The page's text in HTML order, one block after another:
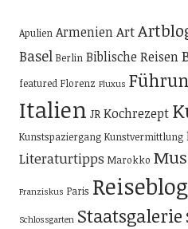
Apulien ArmenienArt
Basel Berlin Biblische Reisen
featured Florenz Fluxus
Italien JR Kochrezept
Kunstspaziergang Kunstvermittlung
Literaturtipps Marokko
Franziskus Paris Reiseblog
Schlossgarten Staatsgalerie